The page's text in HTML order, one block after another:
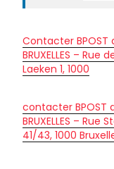
Contacter BPOST
BRUXELLES – Rue
Laeken 1, 1000
contacter BPOST
BRUXELLES – Rue
41/43, 1000